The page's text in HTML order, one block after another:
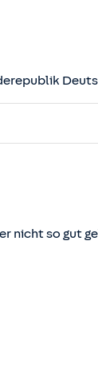
nicht so gut